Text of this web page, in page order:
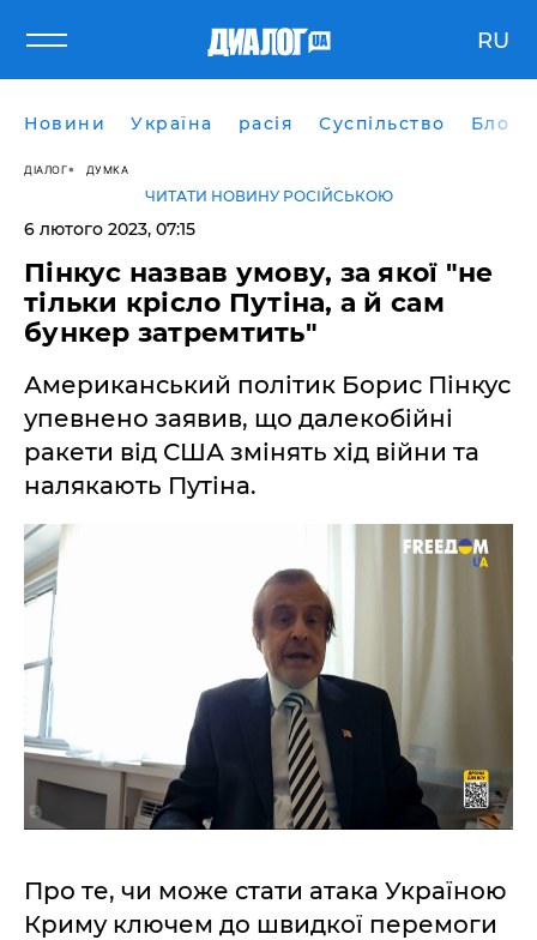
RU
Новини Україна расія Суспільство Блоги
ДІАЛОГ ДУМКА
ЧИТАТИ НОВИНУ РОСІЙСЬКОЮ
6 лютого 2023, 07:15
Пінкус назвав умову, за якої "не
тільки крісло Путіна, а й сам
бункер затремтить"
Американський політик Борис Пінкус
упевнено заявив, що далекобійні
ракети від США змінять хід війни та
налякають Путіна.
Про те, чи може стати атака Україною
Криму ключем до швидкої перемоги